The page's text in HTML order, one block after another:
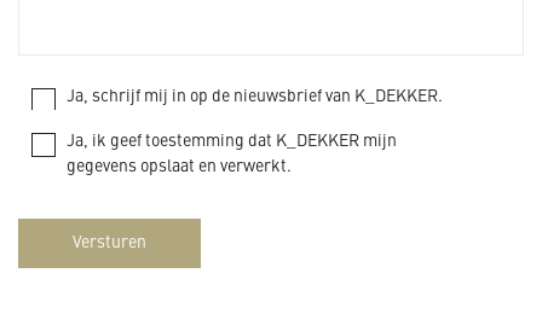
Ja, schrijf mij in op de nieuwsbrief van K_DEKKER.
Ja, ik geef toestemming dat K_DEKKER mijn
gegevens opslaat en verwerkt.
Versturen